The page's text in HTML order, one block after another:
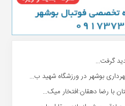
گرفت...
بوشهر در ورزشگاه شهید ب...
با رضا دهقان:افتخار میک...